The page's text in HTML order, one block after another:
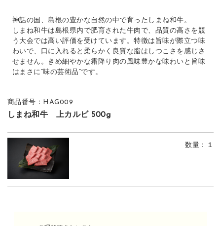
神話の国、島根の豊かな自然の中で育ったしまね和牛。
しまね和牛は島根県内で肥育された牛肉で、品質の高さを競
う大会では高い評価を受けています。特徴は旨味が際立つ味
わいで、口に入れると柔らかく良質な脂はしつこさを感じさ
せません。きめ細やかな霜降り肉の風味豊かな味わいと旨味
はまさに”味の芸術品”です。
商品番号：HAG009
しまね和牛 上カルビ 500g
数量 ：１